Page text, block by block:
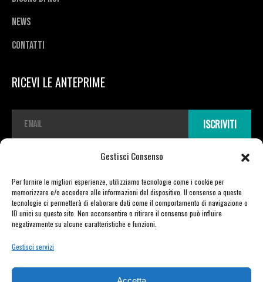
Gestisci Consenso
Per fornire le migliori esperienze, utilizziamo tecnologie come i cookie per
memorizzare e/o accedere alle informazioni del dispositivo. Il consenso a queste
tecnologie ci permetterà di elaborare dati come il comportamento di navigazione o
ID unici su questo sito. Non acconsentire o ritirare il consenso può influire
negativamente su alcune caratteristiche e funzioni.
Gestisci servizi
News
Contatti
RICEVI LE ANTEPRIME
a
ISCRIVITI
Copyright © 2026 TDR E-mobility pro srl Unipersonale | Viale Vittorio Veneto
PRIVACY POLICY